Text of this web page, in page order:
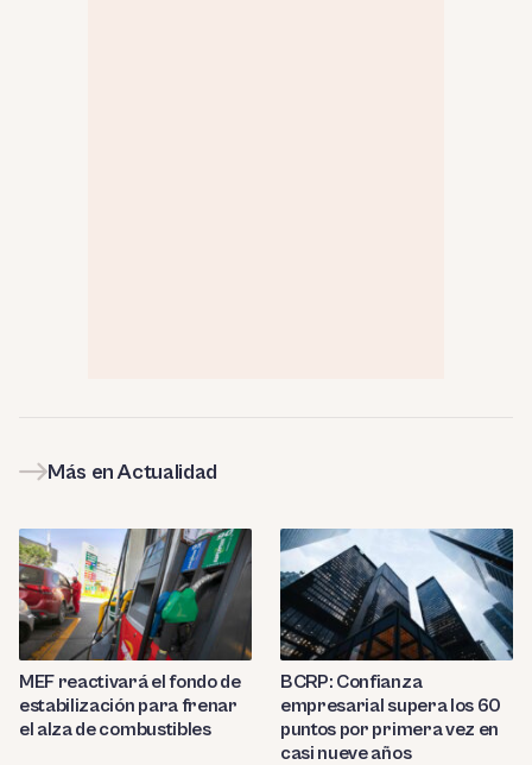
Más en Actualidad
MEF reactivará el fondo de
estabilización para frenar
el alza de combustibles
BCRP: Confianza
empresarial supera los 60
puntos por primera vez en
casi nueve años